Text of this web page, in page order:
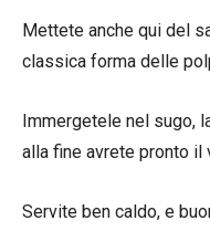
Mettete anche qui del
classica forma delle
Immergetele nel sugo,
alla fine avrete pronto
Servite ben caldo, e